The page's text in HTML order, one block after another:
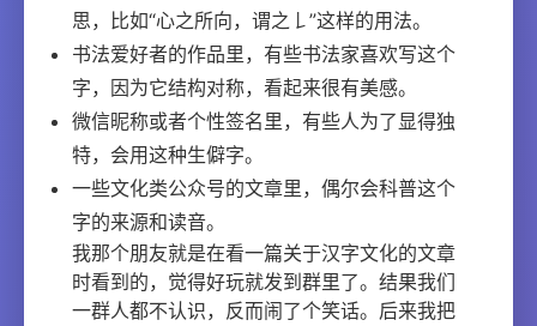
思，比如“心之所向，谓之𠄌”这样的用法。
书法爱好者的作品里，有些书法家喜欢写这个
字，因为它结构对称，看起来很有美感。
微信昵称或者个性签名里，有些人为了显得独
特，会用这种生僻字。
一些文化类公众号的文章里，偶尔会科普这个
字的来源和读音。
我那个朋友就是在看一篇关于汉字文化的文章
时看到的，觉得好玩就发到群里了。结果我们
一群人都不认识，反而闹了个笑话。后来我把